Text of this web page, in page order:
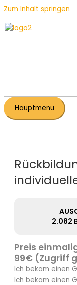
Zum Inhalt springen
Hauptmenü
2.082
Preis
99€ (Zugriff
Ich bekam einen
Ich bekam einen